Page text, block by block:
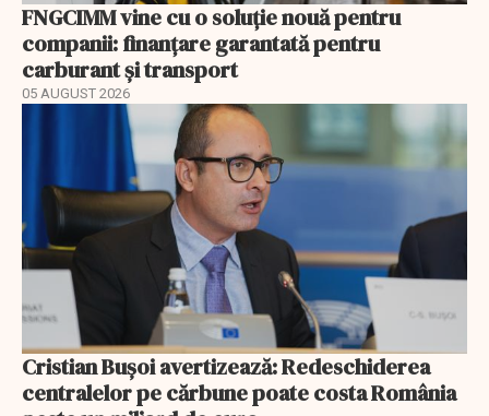
FNGCIMM vine cu o soluție nouă pentru
companii: finanțare garantată pentru
carburant și transport
05 AUGUST 2026
Cristian Bușoi avertizează: Redeschiderea
centralelor pe cărbune poate costa România